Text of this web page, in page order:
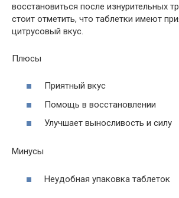
восстановиться после изнурительных
стоит отметить, что таблетки имеют
цитрусовый вкус.
Плюсы
Приятный вкус
Помощь в восстановлении
Улучшает выносливость и силу
Минусы
Неудобная упаковка таблеток